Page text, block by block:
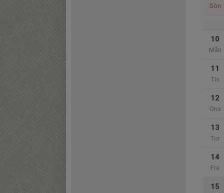
Sön
10
Mån
11
Tis
12
Ons
13
Tor
14
Fre
15